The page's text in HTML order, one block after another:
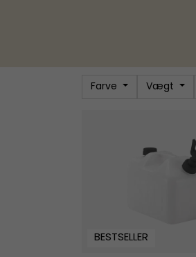
Farve Vægt
BESTSELLER